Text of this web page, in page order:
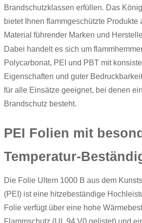
Brandschutzklassen erfüllen. Das
bietet Ihnen flammgeschützte Produkte
Material führender Marken und
Dabei handelt es sich um
Polycarbonat, PEI und PBT mit
Eigenschaften und guter
für alle Einsätze geeignet, bei denen
Brandschutz besteht.
PEI Folien mit
Temperatur-
Die Folie Ultem 1000 B aus dem
(PEI) ist eine hitzebeständige
Folie verfügt über eine hohe